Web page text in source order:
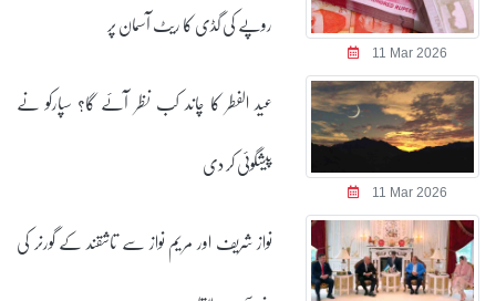
11 Mar 2026
روپے کی گڈی کا ریٹ آسمان پر
11 Mar 2026
عید الفطر کا چاند کب نظر آئے گا؟ سپارکو نے
پیشگوئی کر دی
نواز شریف اور مریم نواز سے تاشقند کے گورنر کی